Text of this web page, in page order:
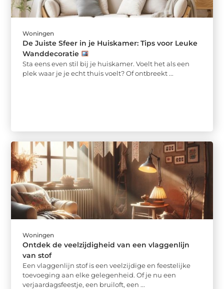
Woningen
De Juiste Sfeer in je Huiskamer: Tips voor Leuke
Wanddecoratie
Sta eens even stil bij je huiskamer. Voelt het als een
plek waar je je echt thuis voelt? Of ontbreekt ...
Woningen
Ontdek de veelzijdigheid van een vlaggenlijn
van stof
Een vlaggenlijn stof is een veelzijdige en feestelijke
toevoeging aan elke gelegenheid. Of je nu een
verjaardagsfeestje, een bruiloft, een ...